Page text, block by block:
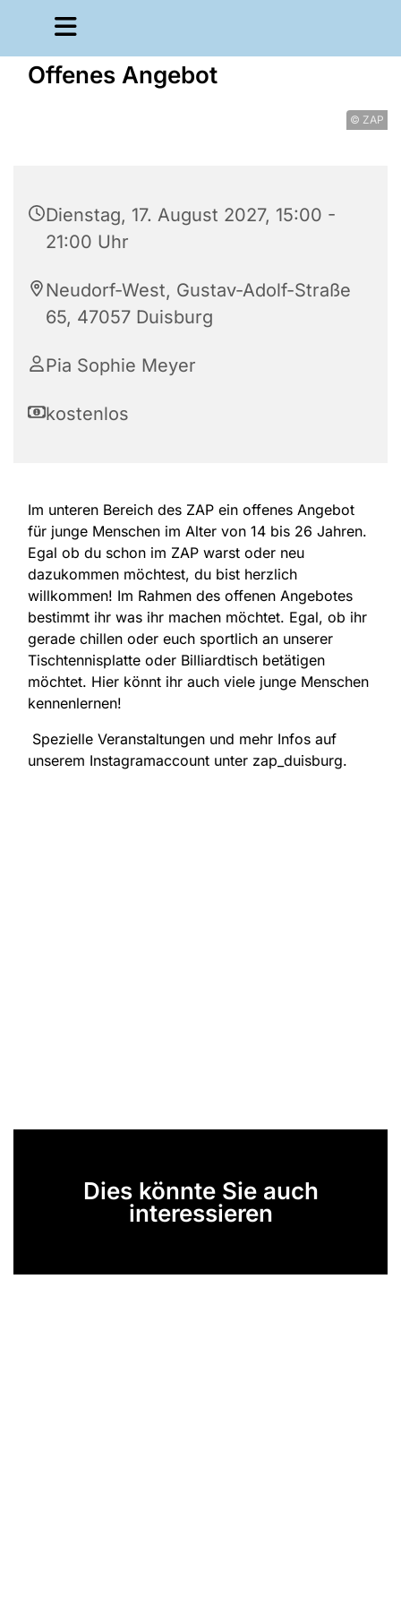
Offenes Angebot
© ZAP
Dienstag, 17. August 2027, 15:00 -
21:00 Uhr
Neudorf-West, Gustav-Adolf-Straße
65, 47057 Duisburg
Pia Sophie Meyer
kostenlos
Im unteren Bereich des ZAP ein offenes Angebot
für junge Menschen im Alter von 14 bis 26 Jahren.
Egal ob du schon im ZAP warst oder neu
dazukommen möchtest, du bist herzlich
willkommen! Im Rahmen des offenen Angebotes
bestimmt ihr was ihr machen möchtet. Egal, ob ihr
gerade chillen oder euch sportlich an unserer
Tischtennisplatte oder Billiardtisch betätigen
möchtet. Hier könnt ihr auch viele junge Menschen
kennenlernen!
Spezielle Veranstaltungen und mehr Infos auf
unserem Instagramaccount unter zap_duisburg.
Dies könnte Sie auch
interessieren